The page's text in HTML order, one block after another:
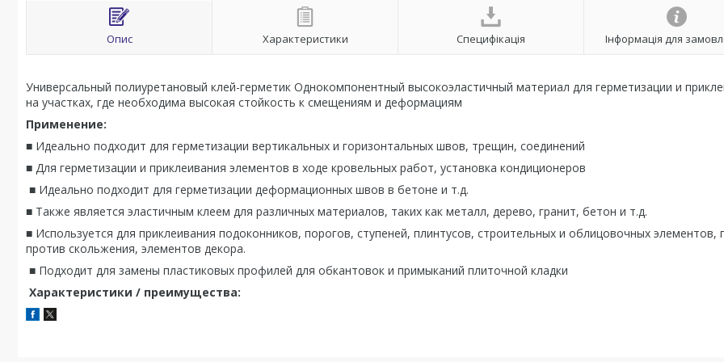
Опис Характеристики Специфікація Інформація для
Универсальный полиуретановый клей-герметик Однокомпонентный высокоэластичный материал для герметизации и
на участках, где необходима высокая стойкость к смещениям и деформациям
Применение:
■ Идеально подходит для герметизации вертикальных и горизонтальных швов, трещин, соединений
■ Для герметизации и приклеивания элементов в ходе кровельных работ, установка кондиционеров
■ Идеально подходит для герметизации деформационных швов в бетоне и т.д.
■ Также является эластичным клеем для различных материалов, таких как металл, дерево, гранит, бетон и т.д.
■ Используется для приклеивания подоконников, порогов, ступеней, плинтусов, строительных и облицовочных элементов,
против скольжения, элементов декора.
■ Подходит для замены пластиковых профилей для обкантовок и примыканий плиточной кладки
Характеристики / преимущества: